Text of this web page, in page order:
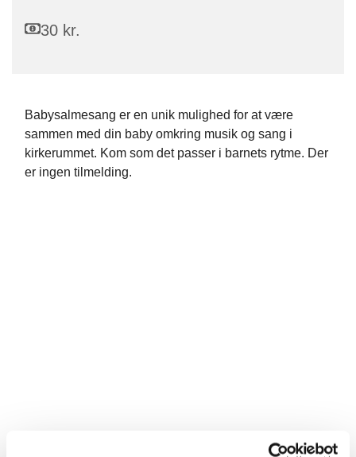
30 kr.
Babysalmesang er en unik mulighed for at være
sammen med din baby omkring musik og sang i
kirkerummet. Kom som det passer i barnets rytme. Der
er ingen tilmelding.